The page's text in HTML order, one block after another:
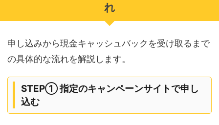
れ
申し込みから現金キャッシュバックを受け取るまで
の具体的な流れを解説します。
STEP① 指定のキャンペーンサイトで申し
込む